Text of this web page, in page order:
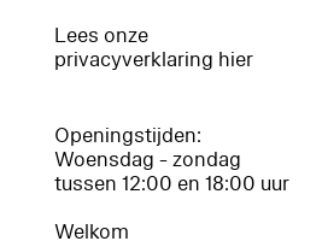
Lees onze
privacyverklaring hier
Openingstijden:
Woensdag - zondag
tussen 12:00 en 18:00 uur
Welkom